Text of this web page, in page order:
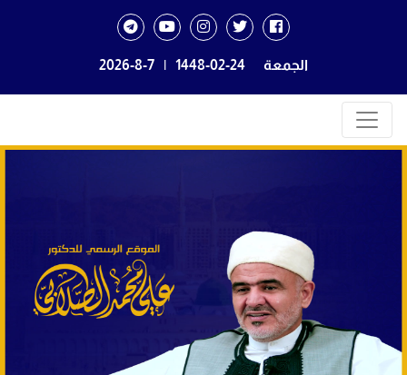
الجمعة 1448-02-24
|
2026-8-7